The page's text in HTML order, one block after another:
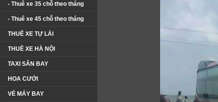
- Thuê xe 35 chỗ theo tháng
- Thuê xe 45 chỗ theo tháng
THUÊ XE TỰ LÁI
THUÊ XE HÀ NỘI
TAXI SÂN BAY
HOA CƯỚI
VÉ MÁY BAY